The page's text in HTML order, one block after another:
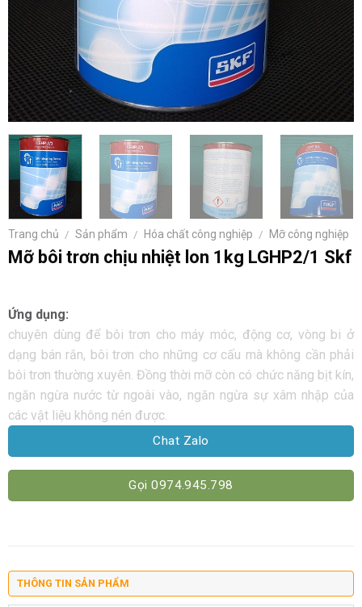
Trang chủ / Sản phẩm / Hóa chất công nghiệp / Mỡ công nghiệp
Mỡ bôi trơn chịu nhiệt lon 1kg LGHP2/1 Skf
Ứng dụng:
chuyên dùng để bôi trơn cho máy móc, động cơ, vòng bi ở
dạng bán rắn, bôi trơn cho những cơ cấu mà không cần phải
bôi trơn thường xuyên. Đồng thời mỡ còn có chức năng bịt kín,
ngăn ngừa nước từ ngoài vào, ngăn ngừa sự xâm nhập của
các vật liệu không nén được.
Chat Zalo
Gọi 0974.945.798
THÔNG TIN SẢN PHẨM